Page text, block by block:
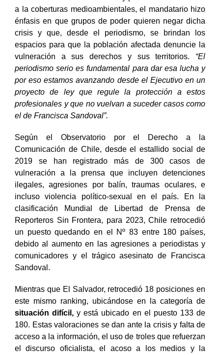
a la coberturas medioambientales, el mandatario hizo
énfasis en que grupos de poder quieren negar dicha
crisis y que, desde el periodismo, se brindan los
espacios para que la población afectada denuncie la
vulneración a sus derechos y sus territorios. “El
periodismo serio es fundamental para dar esa lucha y
por eso estamos avanzando desde el Ejecutivo en un
proyecto de ley que regule la protección a estos
profesionales y que no vuelvan a suceder casos como
el de Francisca Sandoval”.
Según el Observatorio por el Derecho a la
Comunicación de Chile, desde el estallido social de
2019 se han registrado más de 300 casos de
vulneración a la prensa que incluyen detenciones
ilegales, agresiones por balín, traumas oculares, e
incluso violencia político-sexual en el país. En la
clasificación Mundial de Libertad de Prensa de
Reporteros Sin Frontera, para 2023, Chile retrocedió
un puesto quedando en el Nº 83 entre 180 países,
debido al aumento en las agresiones a periodistas y
comunicadores y el trágico asesinato de Francisca
Sandoval.
Mientras que El Salvador, retrocedió 18 posiciones en
este mismo ranking, ubicándose en la categoría de
situación difícil, y está ubicado en el puesto 133 de
180. Estas valoraciones se dan ante la crisis y falta de
acceso a la información, el uso de troles que refuerzan
el discurso oficialista, el acoso a los medios y la